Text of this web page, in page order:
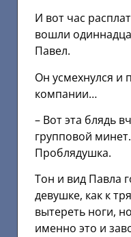
И вот час
вошли
Павел.
Он усмехнулся и
компании…
– Вот эта блядь
групповой
Проблядушка.
Тон и вид Павла
девушке, как к
вытереть ноги,
именно это и